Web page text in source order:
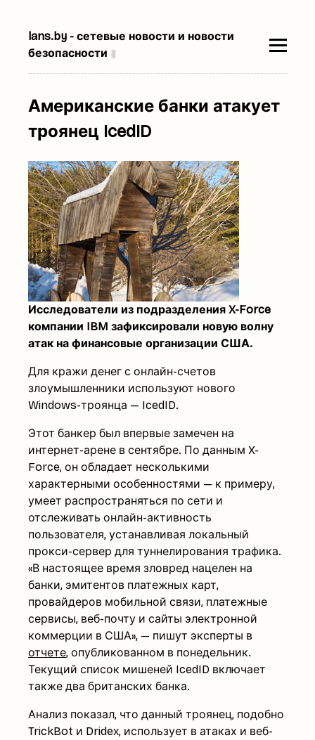
lans.by - сетевые новости и новости
безопасности ▮
Американские банки атакует
троянец IcedID
Исследователи из подразделения X-Force
компании IBM зафиксировали новую волну
атак на финансовые организации США.
Для кражи денег с онлайн-счетов
злоумышленники используют нового
Windows-троянца — IcedID.
Этот банкер был впервые замечен на
интернет-арене в сентябре. По данным X-
Force, он обладает несколькими
характерными особенностями — к примеру,
умеет распространяться по сети и
отслеживать онлайн-активность
пользователя, устанавливая локальный
прокси-сервер для туннелирования трафика.
«В настоящее время зловред нацелен на
банки, эмитентов платежных карт,
провайдеров мобильной связи, платежные
сервисы, веб-почту и сайты электронной
коммерции в США», — пишут эксперты в
отчете, опубликованном в понедельник.
Текущий список мишеней IcedID включает
также два британских банка.
Анализ показал, что данный троянец, подобно
TrickBot и Dridex, использует в атаках и веб-